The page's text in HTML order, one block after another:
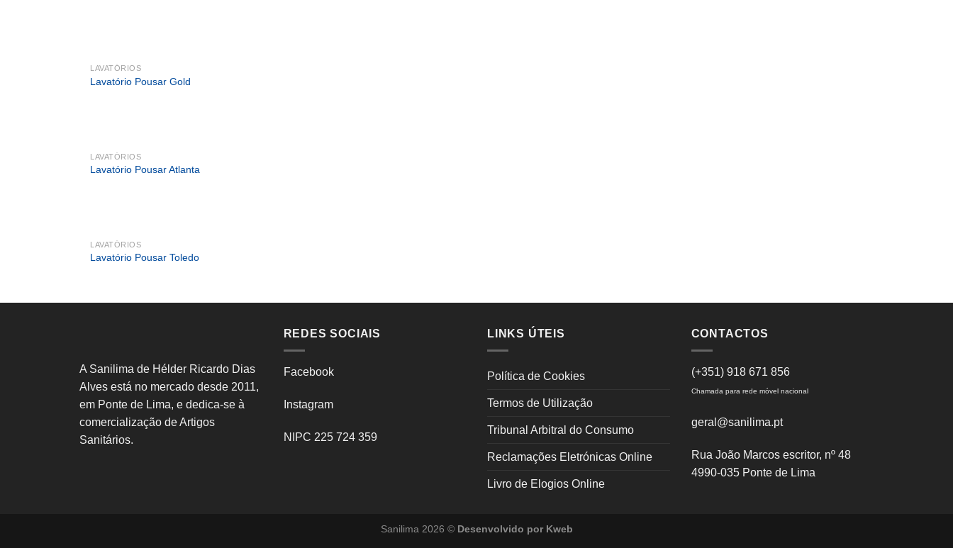
LAVATÓRIOS
Lavatório Pousar Gold
LAVATÓRIOS
Lavatório Pousar Atlanta
LAVATÓRIOS
Lavatório Pousar Toledo
A Sanilima de Hélder Ricardo Dias
Alves está no mercado desde 2011,
em Ponte de Lima, e dedica-se à
comercialização de Artigos
Sanitários.
REDES SOCIAIS
Facebook
Instagram
NIPC 225 724 359
LINKS ÚTEIS
Política de Cookies
Termos de Utilização
Tribunal Arbitral do Consumo
Reclamações Eletrónicas Online
Livro de Elogios Online
CONTACTOS
(+351) 918 671 856
Chamada para rede móvel nacional
geral@sanilima.pt
Rua João Marcos escritor, nº 48
4990-035 Ponte de Lima
Sanilima 2026 © Desenvolvido por Kweb